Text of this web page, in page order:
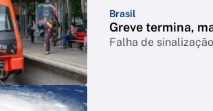
Brasil
Greve termina,
Falha de